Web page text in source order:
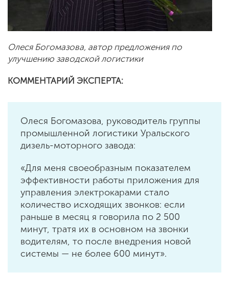
Олеся Богомазова, автор предложения по
улучшению заводской логистики
КОММЕНТАРИЙ ЭКСПЕРТА:
Олеся Богомазова, руководитель группы
промышленной логистики Уральского
дизель-моторного завода:
«Для меня своеобразным показателем
эффективности работы приложения для
управления электрокарами стало
количество исходящих звонков: если
раньше в месяц я говорила по 2 500
минут, тратя их в основном на звонки
водителям, то после внедрения новой
системы — не более 600 минут».